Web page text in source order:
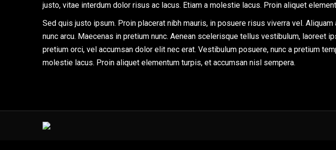
justo, vitae interdum dolor risus ac lacus. Etiam a molestie lacus. Proin aliquet
Sed quis justo ipsum. Proin placerat nibh mauris, in posuere risus viverra vel.
nunc arcu. Maecenas in pretium nunc. Aenean scelerisque tellus vestibulum, laoreet
pretium orci, vel accumsan dolor elit nec erat. Vestibulum posuere, nunc a pretium
molestie lacus. Proin aliquet elementum turpis, et accumsan nisl sempera.